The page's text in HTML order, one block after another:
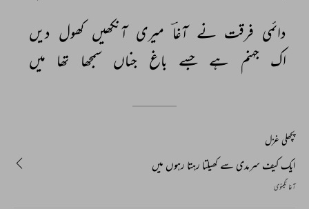
دائمی فرقت نے آغاؔ میری آنکھیں کھول دیں
اک جہنم ہے جسے باغ جناں سمجھا تھا میں
پچھلی غزل
ایک کیف سرمدی سے کھیلتا رہتا رہوں میں
آغا نگینوی